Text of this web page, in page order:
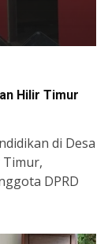
Hilir Timur
di Desa
Timur,
DPRD